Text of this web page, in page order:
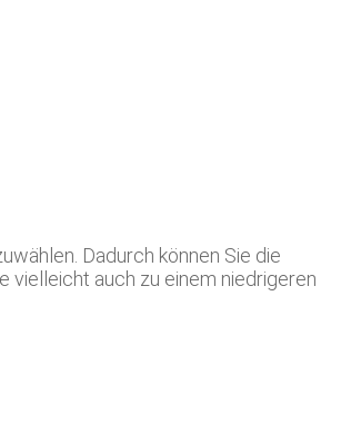
Dadurch können Sie die
vielleicht auch zu einem niedrigeren